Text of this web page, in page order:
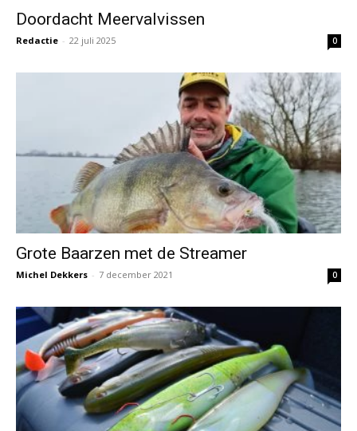
Doordacht Meervalvissen
Redactie - 22 juli 2025 0
Grote Baarzen met de Streamer
Michel Dekkers - 7 december 2021 0